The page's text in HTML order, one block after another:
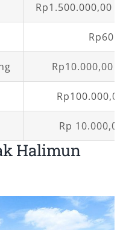
Rp1.500.000,00 –
Rp10.000,00 –
Rp
Halimun